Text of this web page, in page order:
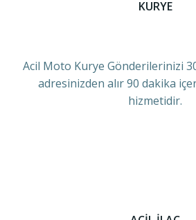
KURYE
Acil Moto Kurye Gönderilerinizi
adresinizden alır 90 dakika
hizmetidir.